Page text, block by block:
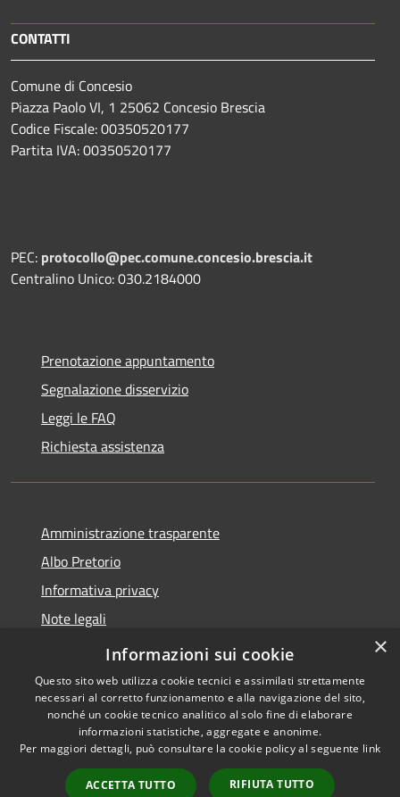
CONTATTI
Comune di Concesio
Piazza Paolo VI, 1 25062 Concesio Brescia
Codice Fiscale: 00350520177
Partita IVA: 00350520177
PEC: protocollo@pec.comune.concesio.brescia.it
Centralino Unico: 030.2184000
Prenotazione appuntamento
Segnalazione disservizio
Leggi le FAQ
Richiesta assistenza
Amministrazione trasparente
Albo Pretorio
Informativa privacy
Note legali
Dichiarazione di accessibilità
Accessibilità
Copyright © 2021 •
Comune di Concesio •
Powered byMunicipium
×
Informazioni sui cookie
Questo sito web utilizza cookie tecnici e assimilati strettamente
necessari al corretto funzionamento e alla navigazione del sito,
nonché un cookie tecnico analitico al solo fine di elaborare
informazioni statistiche, aggregate e anonime.
Per maggiori dettagli, può consultare la cookie policy al seguente link
ACCETTA TUTTO RIFIUTA TUTTO